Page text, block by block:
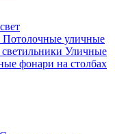
Потолочные уличные
Уличные
фонари на столбах